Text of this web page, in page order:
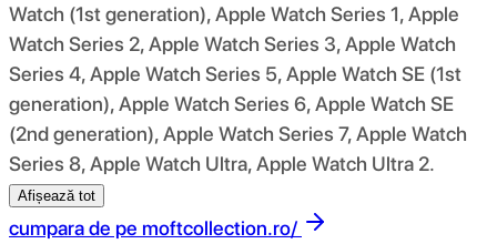
Watch (1st generation), Apple Watch Series 1, Apple
Watch Series 2, Apple Watch Series 3, Apple Watch
Series 4, Apple Watch Series 5, Apple Watch SE (1st
generation), Apple Watch Series 6, Apple Watch SE
(2nd generation), Apple Watch Series 7, Apple Watch
Series 8, Apple Watch Ultra, Apple Watch Ultra 2.
Afișează tot
cumpara de pe moftcollection.ro/